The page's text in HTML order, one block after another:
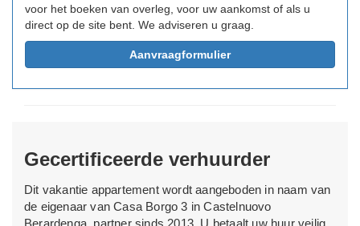
voor het boeken van overleg, voor uw aankomst of als u
direct op de site bent. We adviseren u graag.
Aanvraagformulier
Gecertificeerde verhuurder
Dit vakantie appartement wordt aangeboden in naam van
de eigenaar van Casa Borgo 3 in Castelnuovo
Berardenga, partner sinds 2013. U betaalt uw huur veilig